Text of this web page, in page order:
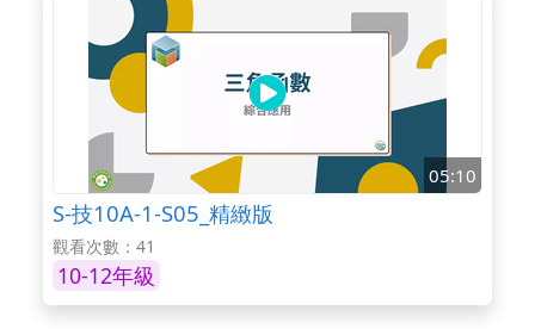
05:10
S-技10A-1-S05_精緻版
觀看次數：41
10-12年級